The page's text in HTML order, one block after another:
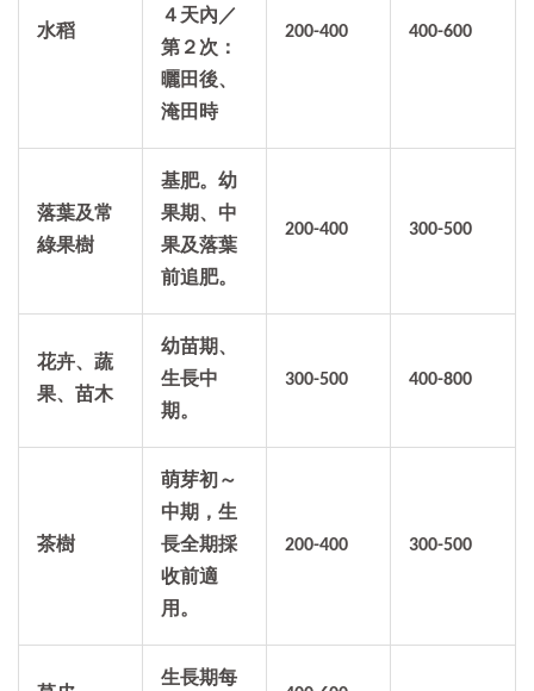
水稻
４天內／
第２次：
曬田後、
淹田時
200-400 400-600
落葉及常
綠果樹
基肥。幼
果期、中
果及落葉
前追肥。
200-400 300-500
花卉、蔬
果、苗木
幼苗期、
生長中
期。
300-500 400-800
茶樹
萌芽初～
中期，生
長全期採
收前適
用。
200-400 300-500
生長期每